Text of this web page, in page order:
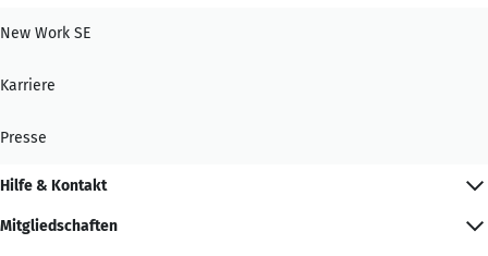
New Work SE
Karriere
Presse
Hilfe & Kontakt
Mitgliedschaften